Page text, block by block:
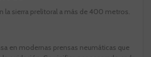
la sierra prelitoral a más de 400 metros.
en modernas prensas neumáticas que